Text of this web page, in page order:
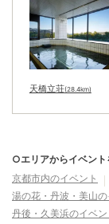
天橋立荘(28.4km)
○エリアからイベント
京都市内のイベント
湯の花・丹波・美山の
丹後・久美浜のイベン